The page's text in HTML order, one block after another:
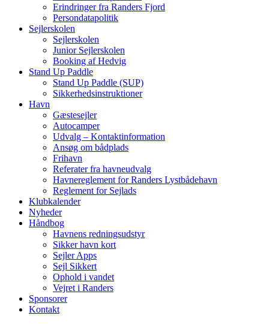
Erindringer fra Randers Fjord
Persondatapolitik
Sejlerskolen
Sejlerskolen
Junior Sejlerskolen
Booking af Hedvig
Stand Up Paddle
Stand Up Paddle (SUP)
Sikkerhedsinstruktioner
Havn
Gæstesejler
Autocamper
Udvalg – Kontaktinformation
Ansøg om bådplads
Frihavn
Referater fra havneudvalg
Havnereglement for Randers Lystbådehavn
Reglement for Sejlads
Klubkalender
Nyheder
Håndbog
Havnens redningsudstyr
Sikker havn kort
Sejler Apps
Sejl Sikkert
Ophold i vandet
Vejret i Randers
Sponsorer
Kontakt